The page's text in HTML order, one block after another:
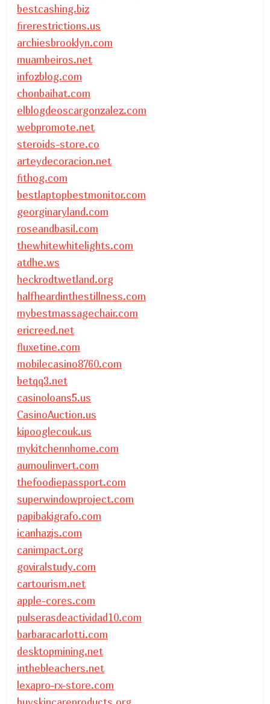
bestcashing.biz
firerestrictions.us
archiesbrooklyn.com
muambeiros.net
infozblog.com
chonbaihat.com
elblogdeoscargonzalez.com
webpromote.net
steroids-store.co
arteydecoracion.net
fithog.com
bestlaptopbestmonitor.com
georginaryland.com
roseandbasil.com
thewhitewhitelights.com
atdhe.ws
heckrodtwetland.org
halfheardinthestillness.com
mybestmassagechair.com
ericreed.net
fluxetine.com
mobilecasino8760.com
betqq3.net
casinoloans5.us
CasinoAuction.us
kipooglecouk.us
mykitchennhome.com
aumoulinvert.com
thefoodiepassport.com
superwindowproject.com
papibakigrafo.com
icanhazjs.com
canimpact.org
goviralstudy.com
cartourism.net
apple-cores.com
pulserasdeactividad10.com
barbaracarlotti.com
desktopmining.net
inthebleachers.net
lexapro-rx-store.com